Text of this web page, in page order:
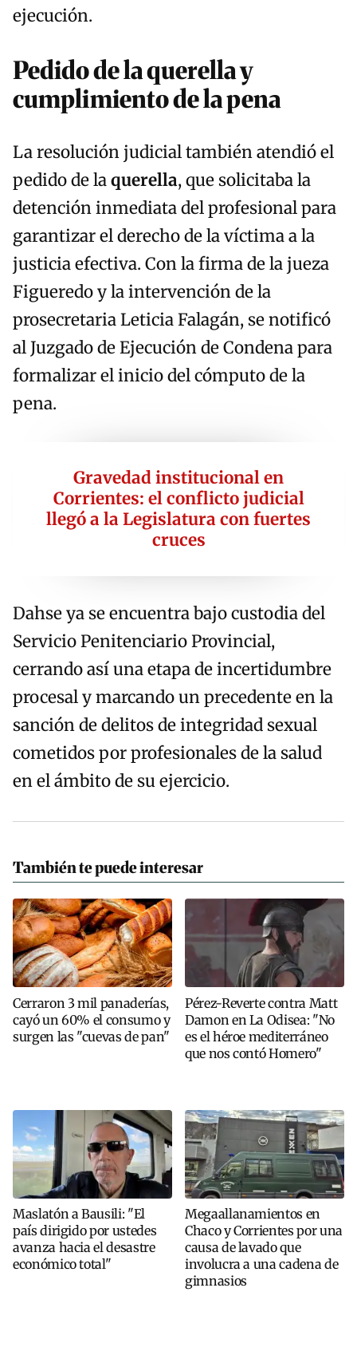
ejecución.
Pedido de la querella y
cumplimiento de la pena
La resolución judicial también atendió el
pedido de laquerella, que solicitaba la
detención inmediata del profesional para
garantizar el derecho de la víctima a la
justicia efectiva. Con la firma de la jueza
Figueredo y la intervención de la
prosecretaria Leticia Falagán, se notificó
al Juzgado de Ejecución de Condena para
formalizar el inicio del cómputo de la
pena.
Gravedad institucional en
Corrientes: el conflicto judicial
llegó a la Legislatura con fuertes
cruces
Dahse ya se encuentra bajo custodia del
Servicio Penitenciario Provincial,
cerrando así una etapa de incertidumbre
procesal y marcando un precedente en la
sanción de delitos de integridad sexual
cometidos por profesionales de la salud
en el ámbito de su ejercicio.
También te puede interesar
Cerraron 3 mil panaderías,
cayó un 60% el consumo y
surgen las "cuevas de pan"
Pérez-Reverte contra Matt
Damon en La Odisea: "No
es el héroe mediterráneo
que nos contó Homero"
Maslatón a Bausili: "El
país dirigido por ustedes
avanza hacia el desastre
económico total"
Megaallanamientos en
Chaco y Corrientes por una
causa de lavado que
involucra a una cadena de
gimnasios